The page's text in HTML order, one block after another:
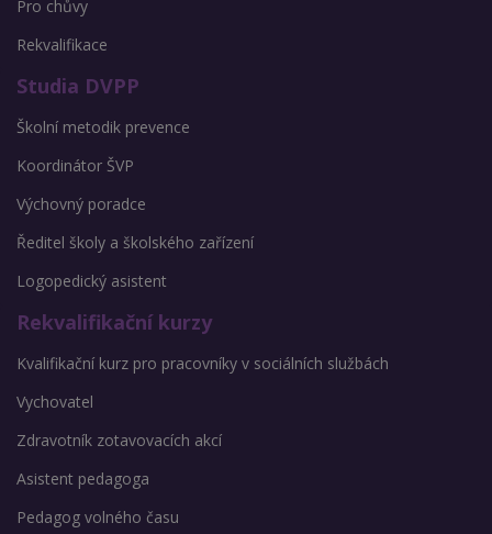
Pro chůvy
Rekvalifikace
Studia DVPP
Školní metodik prevence
Koordinátor ŠVP
Výchovný poradce
Ředitel školy a školského zařízení
Logopedický asistent
Rekvalifikační kurzy
Kvalifikační kurz pro pracovníky v sociálních službách
Vychovatel
Zdravotník zotavovacích akcí
Asistent pedagoga
Pedagog volného času